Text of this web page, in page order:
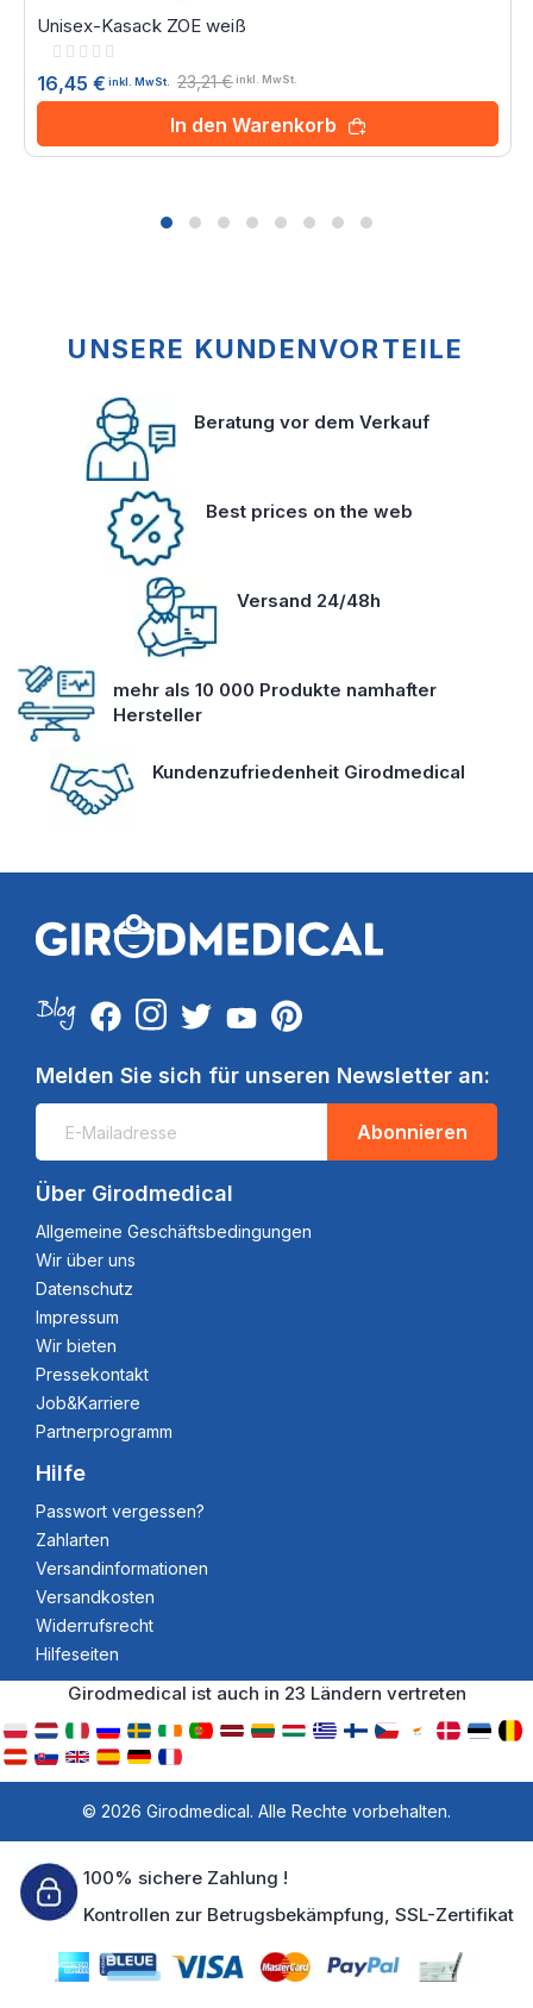
Unisex-Kasack ZOE weiß
Rating:
16,45 € inkl. MwSt. 23,21 €inkl. MwSt.
In den Warenkorb
UNSERE KUNDENVORTEILE
Beratung vor dem Verkauf
Best prices on the web
Versand 24/48h
mehr als 10 000 Produkte namhafter
Hersteller
Kundenzufriedenheit Girodmedical
Melden Sie sich für unseren Newsletter an:
Abonnieren
Über Girodmedical
Allgemeine Geschäftsbedingungen
Wir über uns
Datenschutz
Impressum
Wir bieten
Pressekontakt
Job&Karriere
Partnerprogramm
Hilfe
Passwort vergessen?
Zahlarten
Versandinformationen
Versandkosten
Widerrufsrecht
Hilfeseiten
Girodmedical ist auch in 23 Ländern vertreten
© 2026 Girodmedical. Alle Rechte vorbehalten.
100% sichere Zahlung !
Kontrollen zur Betrugsbekämpfung, SSL-Zertifikat